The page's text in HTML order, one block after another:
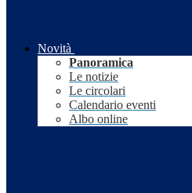
Novità
Panoramica
Le notizie
Le circolari
Calendario eventi
Albo online